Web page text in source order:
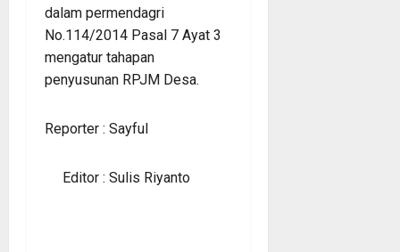
dalam permendagri
No.114/2014 Pasal 7 Ayat 3
mengatur tahapan
penyusunan RPJM Desa.
Reporter : Sayful
Editor : Sulis Riyanto